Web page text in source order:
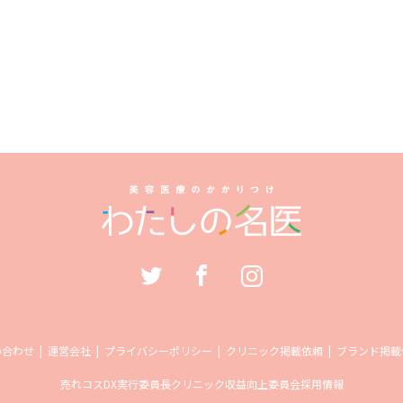
わせ 運営会社 プライバシーポリシー クリニック掲載依頼 ブランド掲
売れコスDX実行委員長クリニック収益向上委員会採用情報